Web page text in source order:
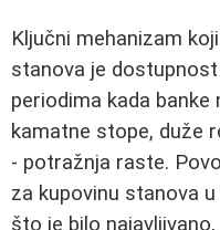
Ključni mehanizam
stanova je
periodima kada banke
kamatne stope, duže
- potražnja raste.
za kupovinu stanova
što je bilo